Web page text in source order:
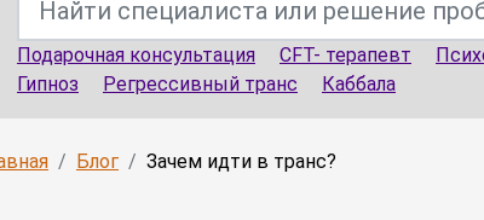
Подарочная консультация CFT- терапевт
Гипноз
Регрессивный транс Каббала
Блог Зачем идти в транс?